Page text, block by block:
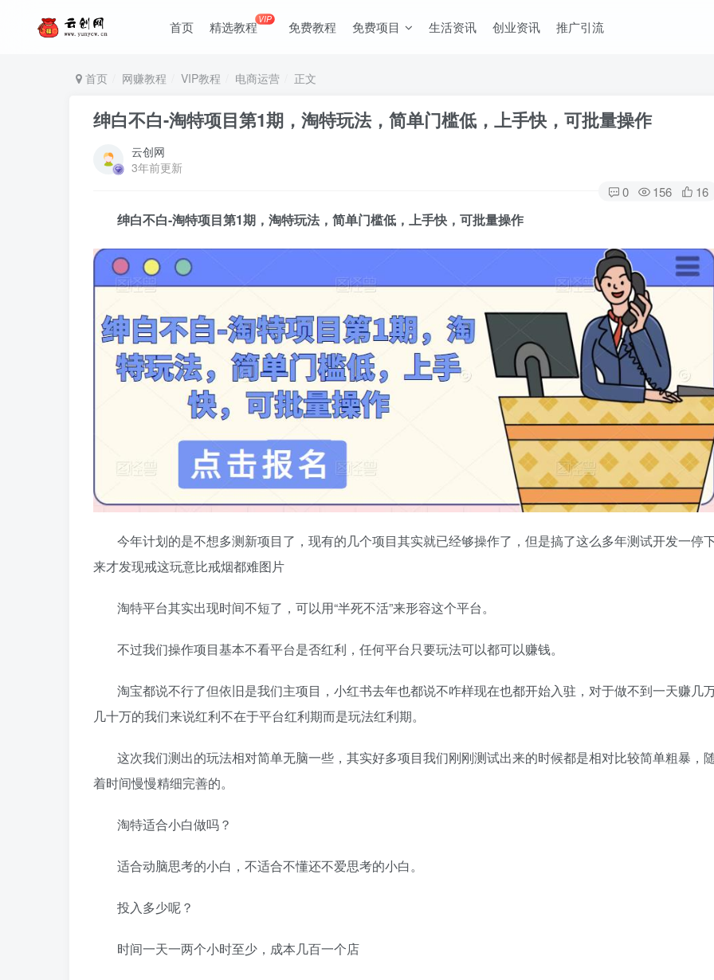
首页 精选教程VIP 免费教程 免费项目 生活资讯 创业资讯 推广引流
首页 网赚教程 VIP教程 电商运营 正文
绅白不白-淘特项目第1期，淘特玩法，简单门槛低，上手快，可批量操作
云创网
3年前更新
0 156 16
绅白不白-淘特项目第1期，淘特玩法，简单门槛低，上手快，可批量操作
今年计划的是不想多测新项目了，现有的几个项目其实就已经够操作了，但是搞了这么多年测试开发一停
来才发现戒这玩意比戒烟都难图片
淘特平台其实出现时间不短了，可以用“半死不活”来形容这个平台。
不过我们操作项目基本不看平台是否红利，任何平台只要玩法可以都可以赚钱。
淘宝都说不行了但依旧是我们主项目，小红书去年也都说不咋样现在也都开始入驻，对于做不到一天赚几
几十万的我们来说红利不在于平台红利期而是玩法红利期。
这次我们测出的玩法相对简单无脑一些，其实好多项目我们刚刚测试出来的时候都是相对比较简单粗暴，
着时间慢慢精细完善的。
淘特适合小白做吗？
适合动脑思考的小白，不适合不懂还不爱思考的小白。
投入多少呢？
时间一天一两个小时至少，成本几百一个店